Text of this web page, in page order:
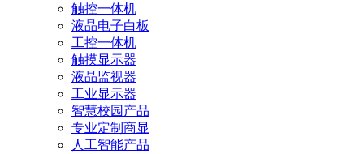
触控一体机
液晶电子白板
工控一体机
触摸显示器
液晶监视器
工业显示器
智慧校园产品
专业定制商显
人工智能产品